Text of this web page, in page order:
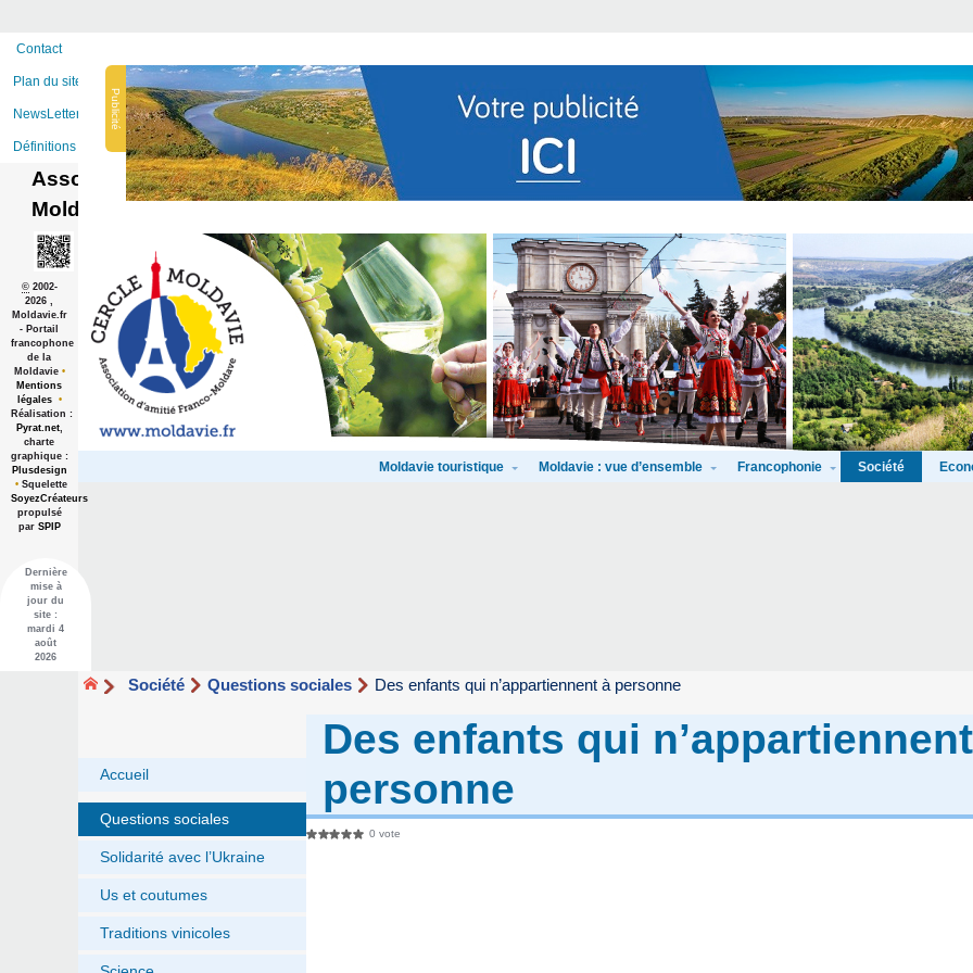
Publicité
Moldavie touristique Moldavie : vue d’ensemble Francophonie Société
Société Questions sociales Des enfants qui n’appartiennent à personne
Des enfants qui
personne
0 vote
Accueil
Questions sociales
Solidarité avec l’Ukraine
Us et coutumes
Traditions vinicoles
Contact
Plan du site Web
NewsLetter du site
Définitions
Association
Moldavie.fr
©2002-
2026 ,
Moldavie.fr
- Portail
francophone
de la
Moldavie •
Mentions
légales
•
Réalisation :
Pyrat.net,
charte
graphique :
Plusdesign
•Squelette
SoyezCréateurs
propulsé
par SPIP
Dernière
mise à
jour du
site :
mardi 4
août
2026